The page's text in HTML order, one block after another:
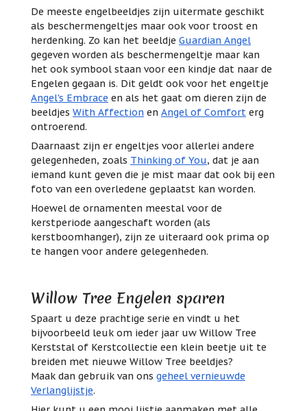
De meeste engelbeeldjes zijn uitermate geschikt
als beschermengeltjes maar ook voor troost en
herdenking. Zo kan het beeldje Guardian Angel
gegeven worden als beschermengeltje maar kan
het ook symbool staan voor een kindje dat naar de
Engelen gegaan is. Dit geldt ook voor het engeltje
Angel's Embrace en als het gaat om dieren zijn de
beeldjes With Affection en Angel of Comfort erg
ontroerend.
Daarnaast zijn er engeltjes voor allerlei andere
gelegenheden, zoals Thinking of You, dat je aan
iemand kunt geven die je mist maar dat ook bij een
foto van een overledene geplaatst kan worden.
Hoewel de ornamenten meestal voor de
kerstperiode aangeschaft worden (als
kerstboomhanger), zijn ze uiteraard ook prima op
te hangen voor andere gelegenheden.
Willow Tree Engelen sparen
Spaart u deze prachtige serie en vindt u het
bijvoorbeeld leuk om ieder jaar uw Willow Tree
Kerststal of Kerstcollectie een klein beetje uit te
breiden met nieuwe Willow Tree beeldjes?
Maak dan gebruik van ons geheel vernieuwde
Verlanglijstje.